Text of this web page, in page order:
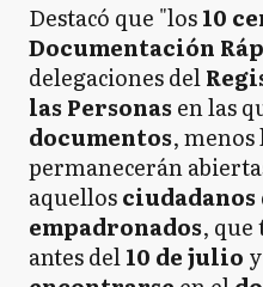
Destacó que "los10
Documentación
delegaciones del
las Personas en las
documentos, menos
permanecerán
aquellosciudadanos
empadronados,
antes del10 de julio